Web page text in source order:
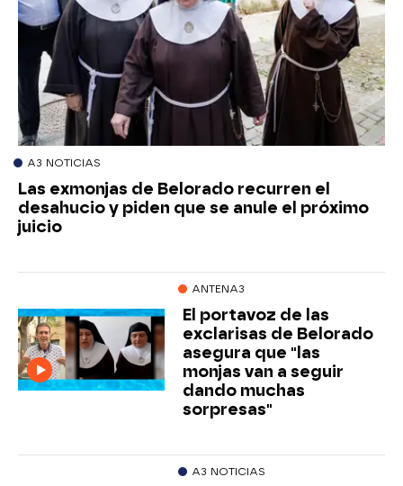
A3 NOTICIAS
Las exmonjas de Belorado recurren el
desahucio y piden que se anule el próximo
juicio
ANTENA3
El portavoz de las
exclarisas de Belorado
asegura que "las
monjas van a seguir
dando muchas
sorpresas"
A3 NOTICIAS